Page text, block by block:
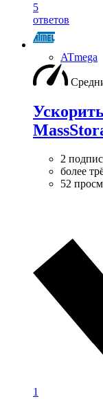
5
ответов
ATmega
2
более
52
1